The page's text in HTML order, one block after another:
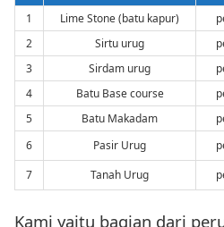
1
Lime Stone (batu kapur)
2
Sirtu urug
3
Sirdam urug
4
Batu Base course
5
Batu Makadam
6
Pasir Urug
7
Tanah Urug
Kami yaitu bagian dari